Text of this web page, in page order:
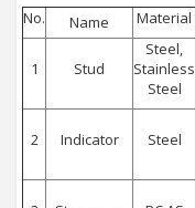
No.
Name Material
1 Stud
Steel,
Stainless
Steel
2 Indicator Steel